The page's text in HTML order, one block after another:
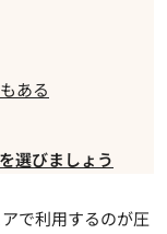
ある
選びましょう
で利用するのが圧